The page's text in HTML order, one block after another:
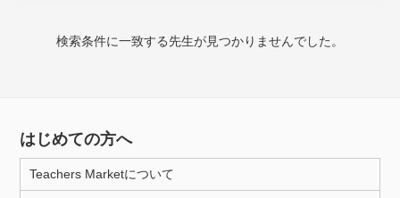
検索条件に一致する先生が見つかりませんでした。
月曜日 火曜日
はじめての方へ
Teachers Marketについて